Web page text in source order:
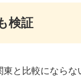
検証
と比較になら